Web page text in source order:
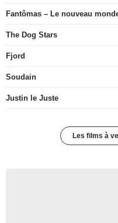
Fantômas – Le nouveau
The Dog Stars
Fjord
Soudain
Justin le Juste
Les films à